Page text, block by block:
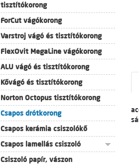
tisztítókorong
ForCut vágókorong
Varstroj vágó és tisztítókorong
FlexOvit MegaLine vágókorong
ALU vágó és tisztítókorong
Kővágó és tisztítókorong
Norton Octopus tisztítókorong
Csapos drótkorong
Csapos kerámia csiszolókő
Csapos lamellás csiszoló
Csiszoló papír, vászon